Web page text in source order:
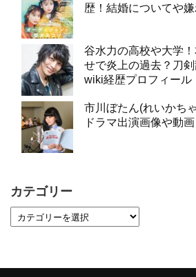
歴！結婚についてや
谷水力の高校や大学
せで炎上の過去？刀
wiki経歴プロフィール
市川ぼたん(れいかち
ドラマ出演画像や動
カテゴリー